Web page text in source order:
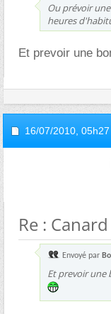
Ou prévoir
heures
Et prevoir une
16/07/2010, 05h27
Re : Canard
Envoyé par
Et prevoir une